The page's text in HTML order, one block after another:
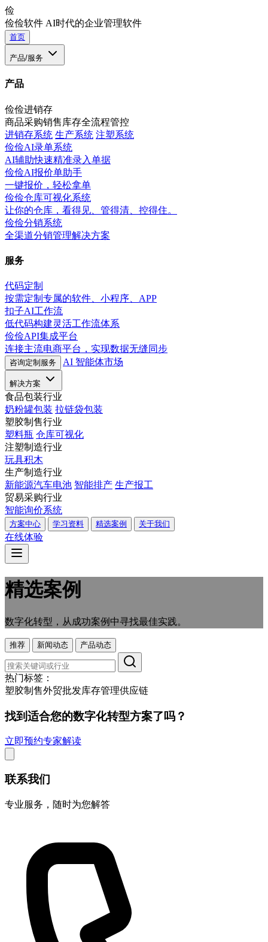
俭
俭俭软件 AI时代的企业管理软件
首页
产品/服务
产品
俭俭进销存
商品采购销售库存全流程管控
进销存系统 生产系统 注塑系统
俭俭AI录单系统
AI辅助快速精准录入单据
俭俭AI报价单助手
一键报价，轻松拿单
俭俭仓库可视化系统
让你的仓库，看得见、管得清、控得住。
俭俭分销系统
全渠道分销管理解决方案
服务
代码定制
按需定制专属的软件、小程序、APP
扣子AI工作流
低代码构建灵活工作流体系
俭俭API集成平台
连接主流电商平台，实现数据无缝同步
咨询定制服务 AI 智能体市场
解决方案
食品包装行业
奶粉罐包装 拉链袋包装
塑胶制售行业
塑料瓶 仓库可视化
注塑制造行业
玩具积木
生产制造行业
新能源汽车电池 智能排产 生产报工
贸易采购行业
智能询价系统
方案中心 学习资料 精选案例 关于我们
在线体验
精选案例
数字化转型，从成功案例中寻找最佳实践。
推荐 新闻动态 产品动态
热门标签：
塑胶制售外贸批发库存管理供应链
找到适合您的数字化转型方案了吗？
立即预约专家解读
联系我们
专业服务，随时为您解答